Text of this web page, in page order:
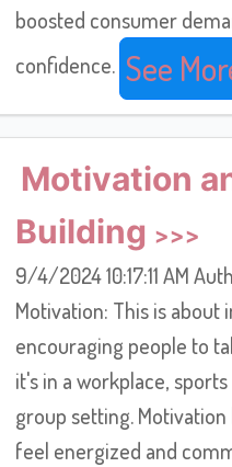
boosted consumer
confidence. See
Motivation
Building
9/4/2024 10:17:11 AM
Motivation: This is about
encouraging people to
it's in a workplace,
group setting.
feel energized and